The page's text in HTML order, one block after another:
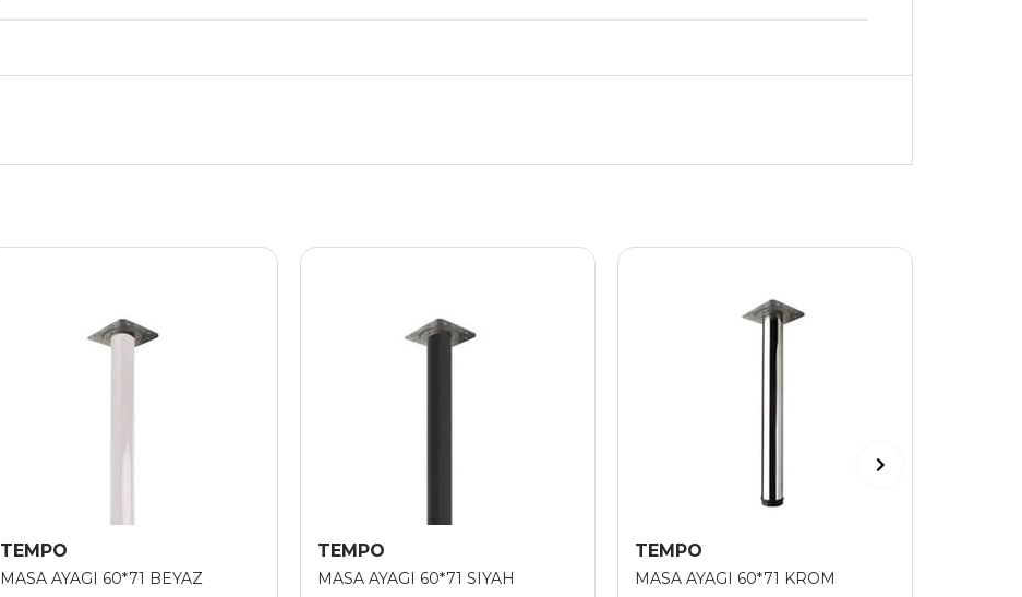
TEMPO
MASA AYAGI 60*71 BEYAZ
TEMPO
MASA AYAGI 60*71 SIYAH
TEMPO
MASA AYAGI 60*71 KROM